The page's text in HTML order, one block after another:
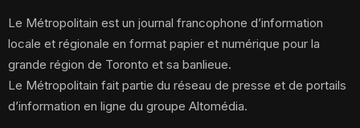
Le Métropolitain est un journal francophone d’information
locale et régionale en format papier et numérique pour la
grande région de Toronto et sa banlieue.
Le Métropolitain fait partie du réseau de presse et de portails
d’information en ligne du groupe Altomédia.